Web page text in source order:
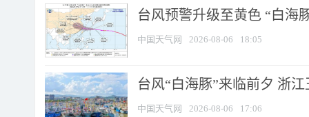
台风预警升级至黄色 “白海
中国天气网 2026-08-06 18:05
台风“白海豚”来临前夕 浙
中国天气网 2026-08-06 17:06